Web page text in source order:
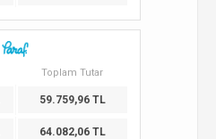
Toplam Tutar
59.759,96 TL
64.082,06 TL